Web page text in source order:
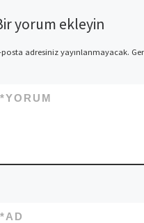
yorum ekleyin
posta adresiniz yayınlanmayacak.
YORUM
*
AD
*